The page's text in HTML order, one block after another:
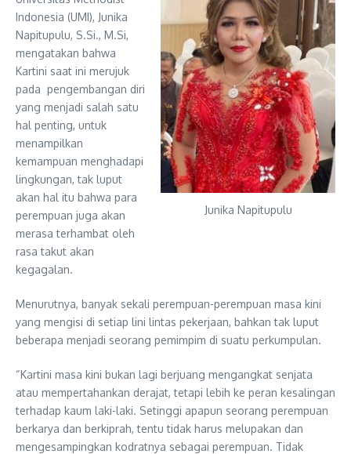
Junika Napitupulu
Indonesia (UMI), Junika
Napitupulu, S.Si., M.Si,
mengatakan bahwa
Kartini saat ini merujuk
pada pengembangan diri
yang menjadi salah satu
hal penting, untuk
menampilkan
kemampuan menghadapi
lingkungan, tak luput
akan hal itu bahwa para
perempuan juga akan
merasa terhambat oleh
rasa takut akan
kegagalan.
Menurutnya, banyak sekali perempuan-perempuan masa kini
yang mengisi di setiap lini lintas pekerjaan, bahkan tak luput
beberapa menjadi seorang pemimpim di suatu perkumpulan.
“Kartini masa kini bukan lagi berjuang mengangkat senjata
atau mempertahankan derajat, tetapi lebih ke peran kesalingan
terhadap kaum laki-laki. Setinggi apapun seorang perempuan
berkarya dan berkiprah, tentu tidak harus melupakan dan
mengesampingkan kodratnya sebagai perempuan. Tidak